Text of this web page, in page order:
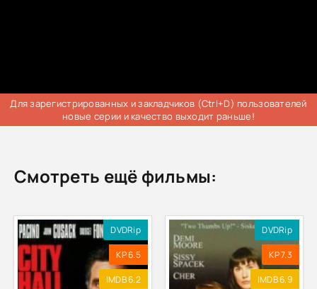
Для зарегистрированных и закладчиков (Ctrl+D) пользователей
новые серии и качество выходит раньше!
Смотреть ещё фильмы:
DVDRip
KP 6.5
IMDB 6.2
DVDRip
KP 7.3
IMDB 6.9